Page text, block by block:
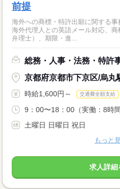
前提
海外への商標・特許出願に関する
海外代理人との英語メール対応、
弁理士）、期限・進...
総務・人事・法務・特許
京都府京都市下京区/烏丸
時給1,600円～ 交通費全額支給
9：00〜18：00（実働：8時
土曜日 日曜日 祝日
もっと
求人詳細